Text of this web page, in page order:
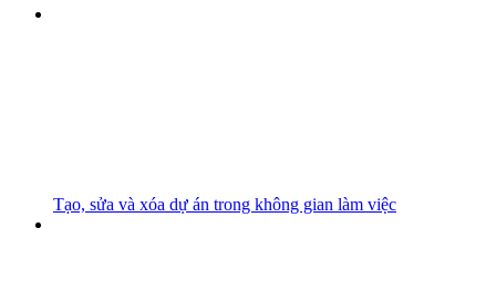
Tạo, sửa và xóa dự án trong không gian làm việc